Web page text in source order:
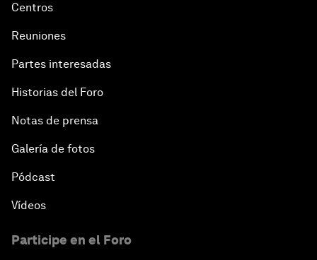
Centros
Reuniones
Partes interesadas
Historias del Foro
Notas de prensa
Galería de fotos
Pódcast
Vídeos
Participe en el Foro